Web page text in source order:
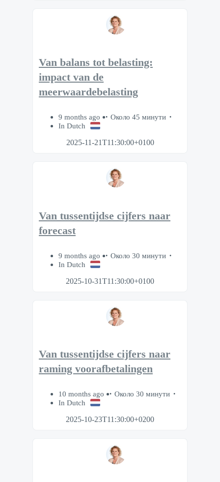
Van balans tot belasting:
impact van de
meerwaardebelasting
9 months ago
Около 45 минути
In Dutch
2025-11-21T11:30:00+0100
Van tussentijdse cijfers naar
forecast
9 months ago
Около 30 минути
In Dutch
2025-10-31T11:30:00+0100
Van tussentijdse cijfers naar
raming voorafbetalingen
10 months ago
Около 30 минути
In Dutch
2025-10-23T11:30:00+0200